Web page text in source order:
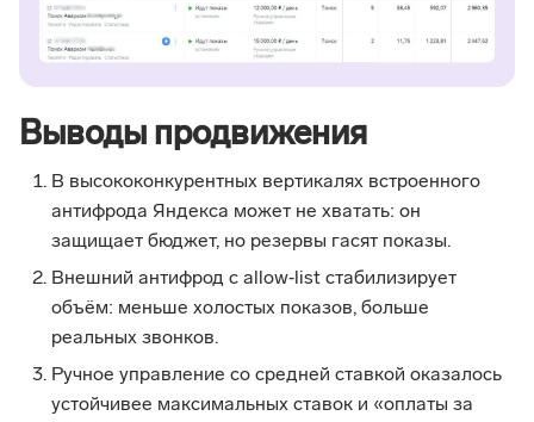
Выводы продвижения
В высококонкурентных вертикалях встроенного
антифрода Яндекса может не хватать: он
защищает бюджет, но резервы гасят показы.
Внешний антифрод с allow‑list стабилизирует
объём: меньше холостых показов, больше
реальных звонков.
Ручное управление со средней ставкой оказалось
устойчивее максимальных ставок и «оплаты за